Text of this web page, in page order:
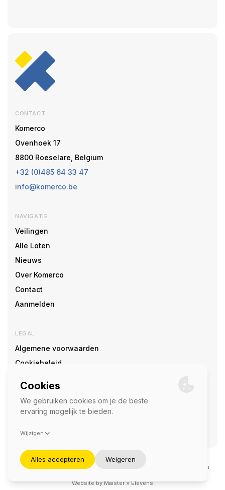
CONTACT
Komerco
Ovenhoek 17
8800 Roeselare, Belgium
+32 (0)485 64 33 47
info@komerco.be
NAVIGATIE
Veilingen
Alle Loten
Nieuws
Over Komerco
Contact
Aanmelden
LEGAL
Algemene voorwaarden
Cookiebeleid
SOCIAL
©2026 — Komerco
Deze site wordt beschermd door reCAPTCHA en het
en
Website byMaister×Elevens